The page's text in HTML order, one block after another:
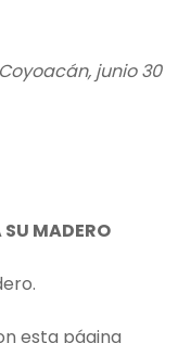
Coyoacán, junio 30
MADERO
esta página